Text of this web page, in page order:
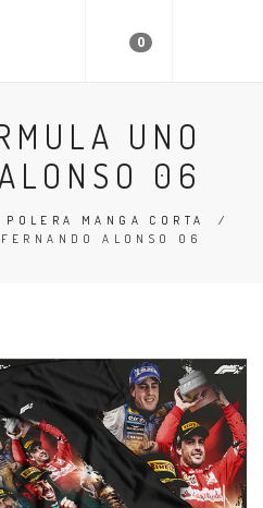
0
UNO
06
POLERA MANGA CORTA
/
ALONSO 06